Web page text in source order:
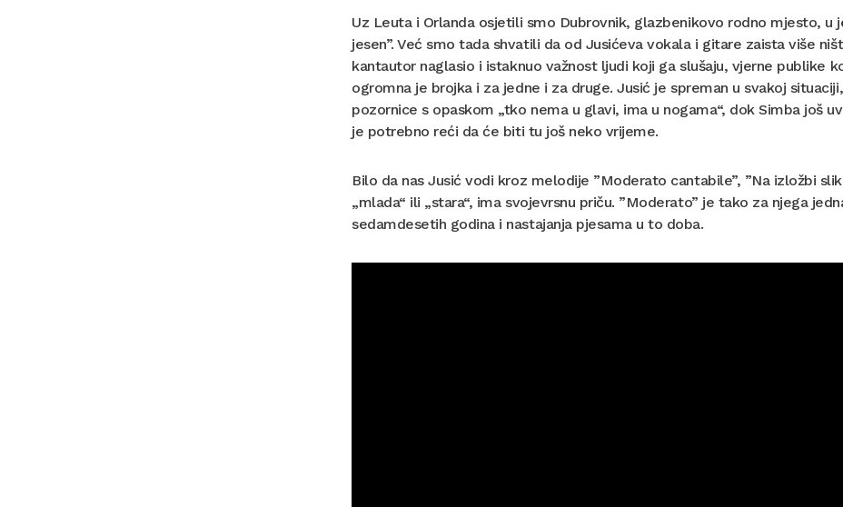
Uz Leuta i Orlanda osjetili smo Dubrovnik, glazbenikovo rodno mjesto, u
jesen”. Već smo tada shvatili da od Jusićeva vokala i gitare zaista više
kantautor naglasio i istaknuo važnost ljudi koji ga slušaju, vjerne publike
ogromna je brojka i za jedne i za druge. Jusić je spreman u svakoj
pozornice s opaskom „tko nema u glavi, ima u nogama“, dok Simba još
je potrebno reći da će biti tu još neko vrijeme.
Bilo da nas Jusić vodi kroz melodije ”Moderato cantabile”, ”Na izložbi
„mlada“ ili „stara“, ima svojevrsnu priču. ”Moderato” je tako za njega
sedamdesetih godina i nastajanja pjesama u to doba.